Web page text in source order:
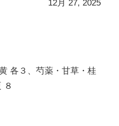
12月 27, 2025
各３、芍薬・甘草・桂
８